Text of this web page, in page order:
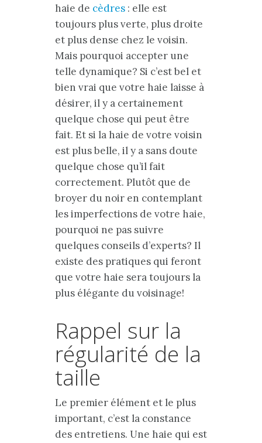
haie de cèdres : elle est
toujours plus verte, plus droite
et plus dense chez le voisin.
Mais pourquoi accepter une
telle dynamique? Si c’est bel et
bien vrai que votre haie laisse à
désirer, il y a certainement
quelque chose qui peut être
fait. Et si la haie de votre voisin
est plus belle, il y a sans doute
quelque chose qu’il fait
correctement. Plutôt que de
broyer du noir en contemplant
les imperfections de votre haie,
pourquoi ne pas suivre
quelques conseils d’experts? Il
existe des pratiques qui feront
que votre haie sera toujours la
plus élégante du voisinage!
Rappel sur la
régularité de la
taille
Le premier élément et le plus
important, c’est la constance
des entretiens. Une haie qui est